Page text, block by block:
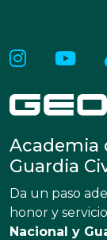
Academia
Guardia
Da un paso
honor y
Nacional y